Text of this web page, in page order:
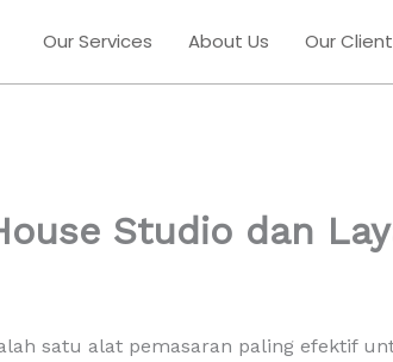
Our Services About Us Our
Studio dan
satu alat pemasaran paling efektif